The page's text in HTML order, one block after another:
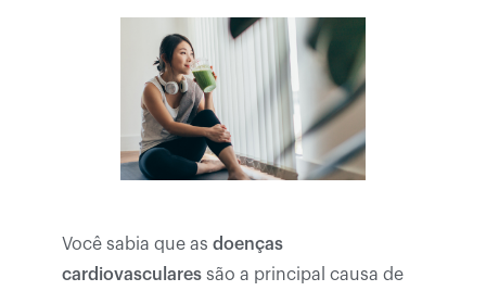
Você sabia que asdoenças
cardiovasculares são a principal causa de